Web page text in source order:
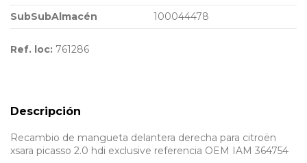
SubSubAlmacén
100044478
Ref. loc: 761286
Descripción
Recambio de mangueta delantera derecha para citroën
xsara picasso 2.0 hdi exclusive referencia OEM IAM 364754